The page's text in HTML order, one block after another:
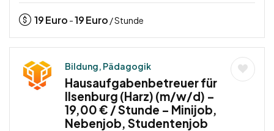
19Euro -19Euro / Stunde
Bildung, Pädagogik
Hausaufgabenbetreuer für
Ilsenburg (Harz) (m/w/d) –
19,00 € / Stunde – Minijob,
Nebenjob, Studentenjob